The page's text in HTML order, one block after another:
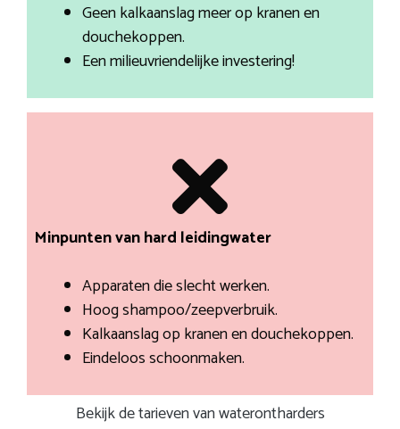
Geen kalkaanslag meer op kranen en
douchekoppen.
Een milieuvriendelijke investering!
Minpunten van hard leidingwater
Apparaten die slecht werken.
Hoog shampoo/zeepverbruik.
Kalkaanslag op kranen en douchekoppen.
Eindeloos schoonmaken.
Bekijk de tarieven van waterontharders